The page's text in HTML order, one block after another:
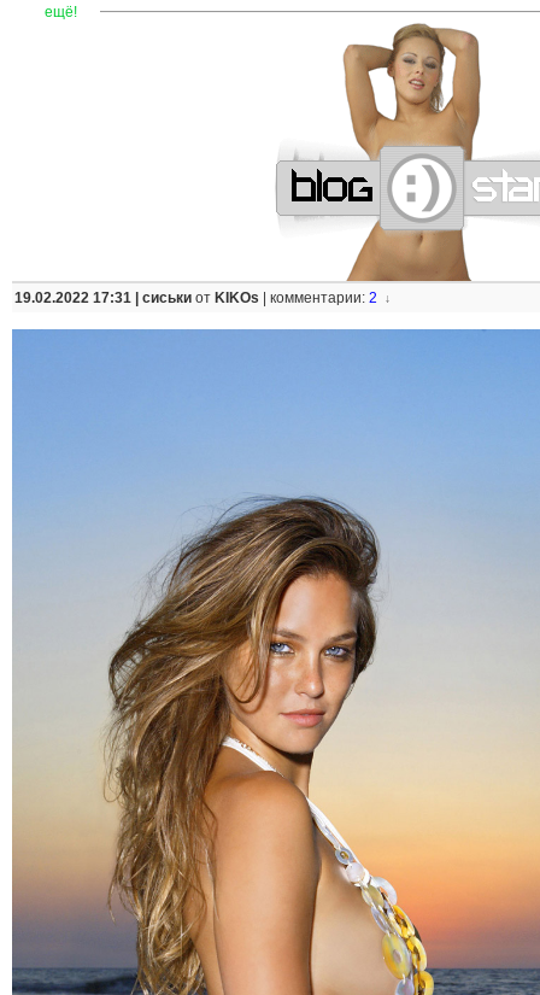
ещё! ——————————————————————
19.02.2022 17:31 | сиськи от KIKOs комментарии: 2 ↓